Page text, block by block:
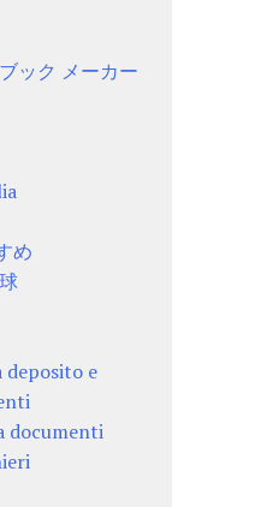
ック メーカー
め
deposito e
documenti